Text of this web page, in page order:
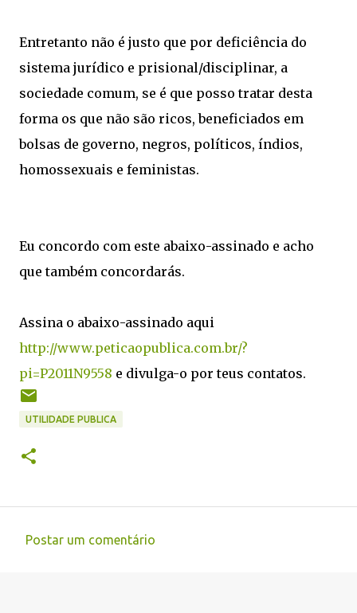
Entretanto não é justo que por deficiência do
sistema jurídico e prisional/disciplinar, a
sociedade comum, se é que posso tratar desta
forma os que não são ricos, beneficiados em
bolsas de governo, negros, políticos, índios,
homossexuais e feministas.
Eu concordo com este abaixo-assinado e acho
que também concordarás.
Assina o abaixo-assinado aqui
http://www.peticaopublica.com.br/?
pi=P2011N9558 e divulga-o por teus contatos.
UTILIDADE PUBLICA
Postar um comentário